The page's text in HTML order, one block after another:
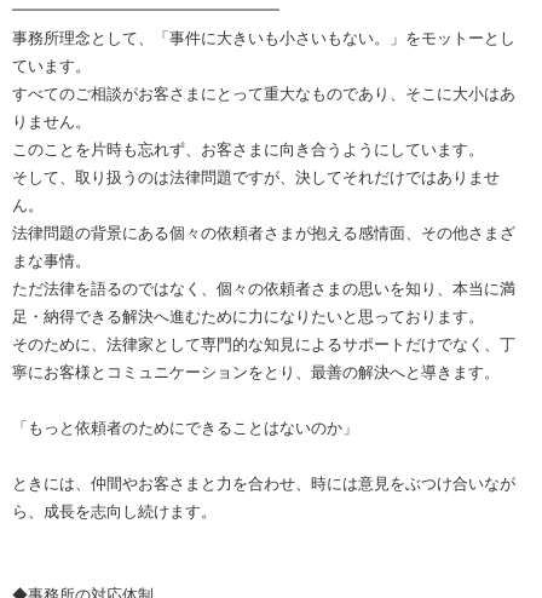
━━━━━━━━━━━━━━━━━
事務所理念として、「事件に大きいも小さいもない。」をモットーとし
ています。
すべてのご相談がお客さまにとって重大なものであり、そこに大小はあ
りません。
このことを片時も忘れず、お客さまに向き合うようにしています。
そして、取り扱うのは法律問題ですが、決してそれだけではありませ
ん。
法律問題の背景にある個々の依頼者さまが抱える感情面、その他さまざ
まな事情。
ただ法律を語るのではなく、個々の依頼者さまの思いを知り、本当に満
足・納得できる解決へ進むために力になりたいと思っております。
そのために、法律家として専門的な知見によるサポートだけでなく、丁
寧にお客様とコミュニケーションをとり、最善の解決へと導きます。
「もっと依頼者のためにできることはないのか」
ときには、仲間やお客さまと力を合わせ、時には意見をぶつけ合いなが
ら、成長を志向し続けます。